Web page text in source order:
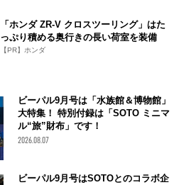
「ホンダ ZR-V クロスツーリング」はた
っぷり積める奥行きの長い荷室を装備
【PR】ホンダ
ビーパル9月号は「水族館＆博物館」
大特集！ 特別付録は「SOTO ミニマ
ル“旅”財布」です！
2026.08.07
ビーパル9月号はSOTOとのコラボ企